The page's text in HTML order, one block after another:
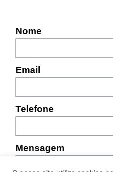
Nome
Email
Telefone
Mensagem